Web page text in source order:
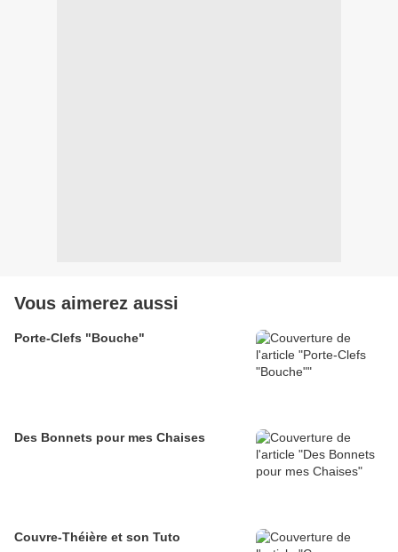
Vous aimerez aussi
Porte-Clefs "Bouche"
Des Bonnets pour mes Chaises
Couvre-Théière et son Tuto